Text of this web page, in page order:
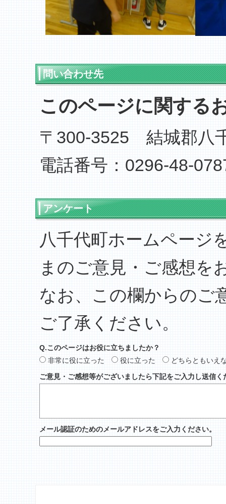
問い合わせ先
このページに関する
〒300-3525 結城郡八
電話番号：0296-48-
アンケート
八千代町ホームページ
まのご意見・ご感想を
なお、この欄からのご
ご了承ください。
Q.このページはお役に立ちましたか？
非常に役に立った
役に立った
どちらともいえ
ご意見・ご感想等がございましたら下記をご入力し送信く
メール認証のためのメールアドレスをご入力ください。